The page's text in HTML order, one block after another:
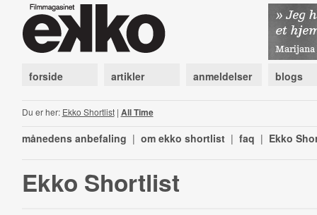
forside artikler anmeldelser blogs
Du er her: Ekko Shortlist| All Time
månedens anbefaling | om ekko shortlist | faq | Ekko
Ekko Shortlist